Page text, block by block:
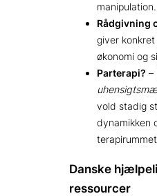
manipulation.
Rådgivning
giver
økonomi og
Parterapi? –
vold stadig
dynamikken
Danske
ressourcer